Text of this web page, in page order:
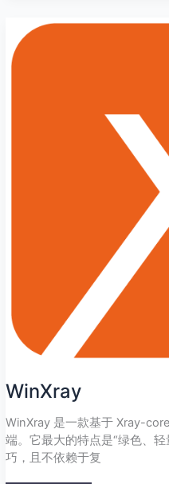
WinXray
WinXray 是一款基于 Xray-
端。它最大的特点是“绿色、
巧，且不依赖于复
WinXray